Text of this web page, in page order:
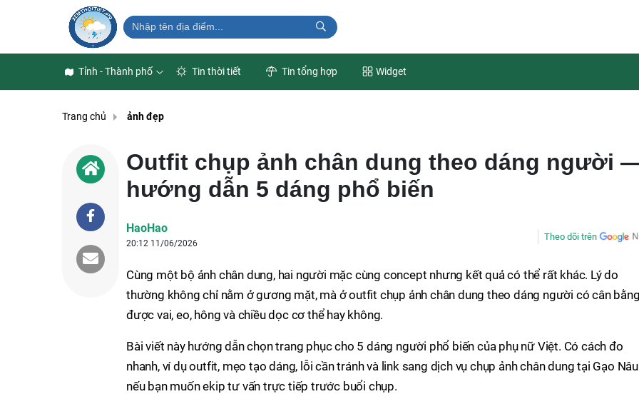
Tỉnh - Thành phố Tin thời tiết Tin tổng hợp Widget
Trang chủ ảnh đẹp
Outfit chụp ảnh chân dung theo dáng người
hướng dẫn 5 dáng phổ biến
HaoHao
20:12 11/06/2026
Theo dõi trên
Cùng một bộ ảnh chân dung, hai người mặc cùng concept nhưng kết quả có thể rất khác. Lý do
thường không chỉ nằm ở gương mặt, mà ở outfit chụp ảnh chân dung theo dáng người có cân bằng
được vai, eo, hông và chiều dọc cơ thể hay không.
Bài viết này hướng dẫn chọn trang phục cho 5 dáng người phổ biến của phụ nữ Việt. Có cách đo
nhanh, ví dụ outfit, mẹo tạo dáng, lỗi cần tránh và link sang dịch vụ chụp ảnh chân dung tại Gạo Nâu
nếu bạn muốn ekip tư vấn trực tiếp trước buổi chụp.